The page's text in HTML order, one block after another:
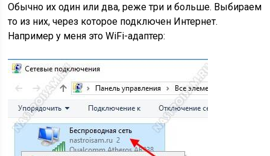
Обычно их один или два, реже три и больше. Выбираем
то из них, через которое подключен Интернет.
Например у меня это WiFi-адаптер: